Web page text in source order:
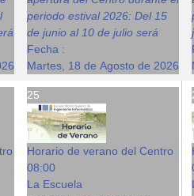
periodo estival 2026: Del 15
de junio al 10 de julio será
Fecha :
Martes, 18 de Agosto de 2026
25
Horario de verano del Centro
08:00
La Escuela